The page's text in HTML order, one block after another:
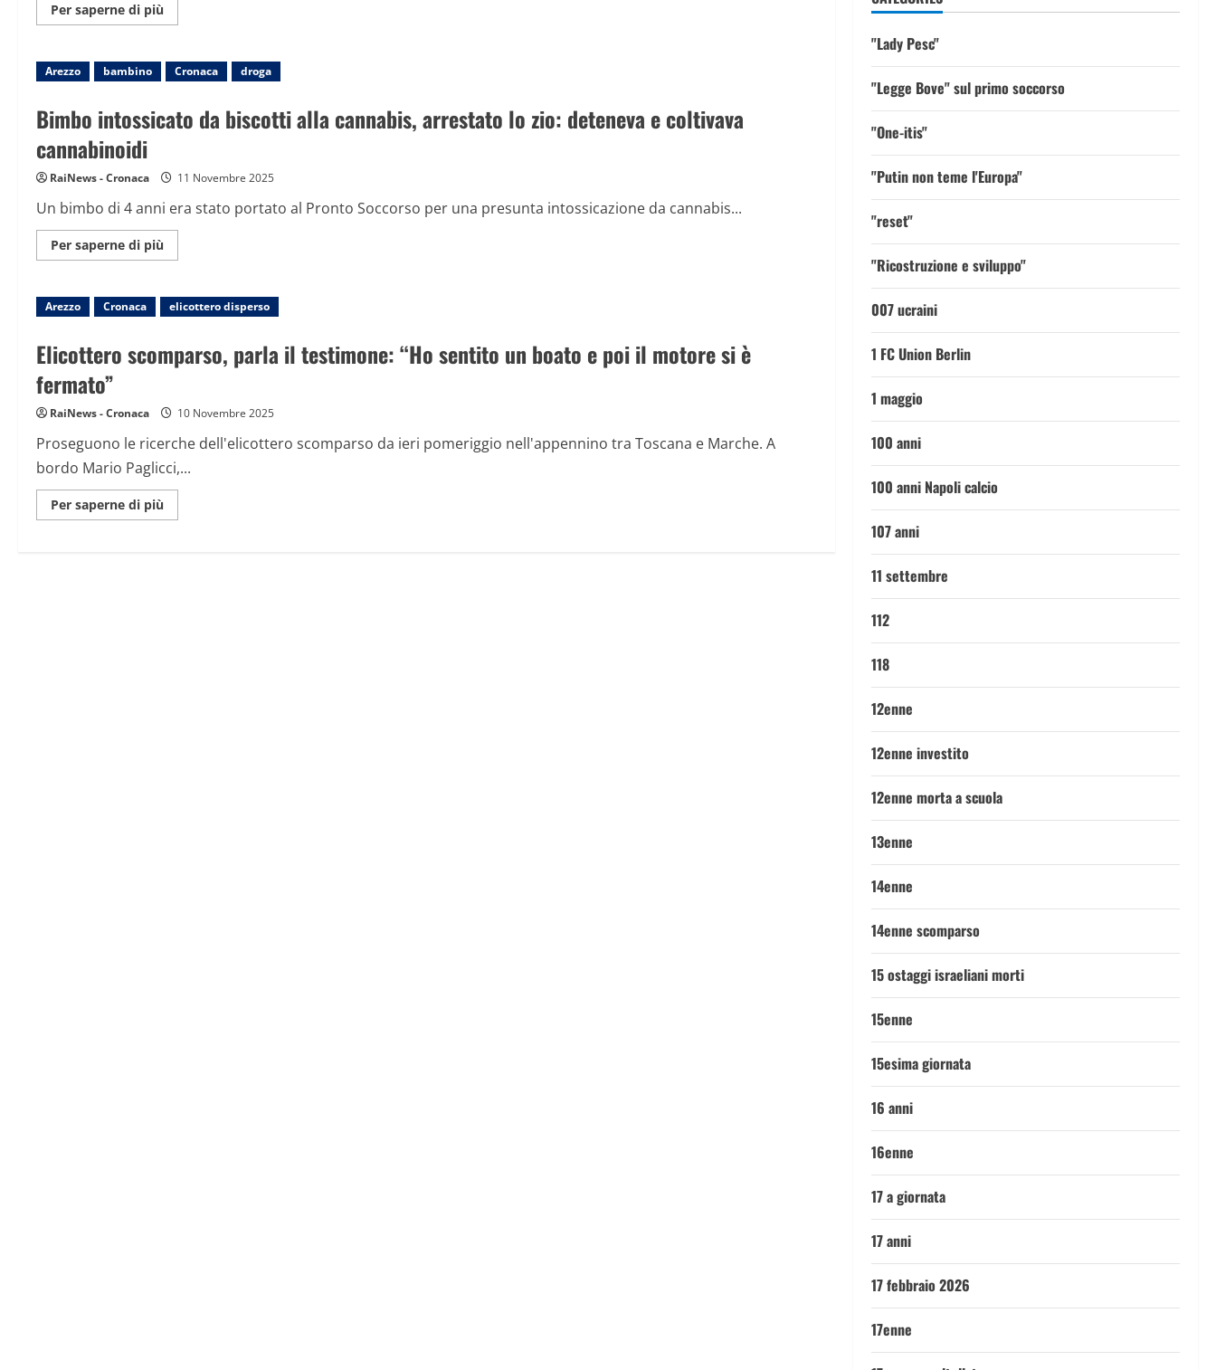
Per saperne di più
informazioni
impigliato
un
con
i
lacci
muore
bimbo
di
due
in
asilo
Arezzo bambino Cronaca droga
Bimbo intossicato da biscotti alla cannabis, arrestato lo zio: deteneva e coltivava
cannabinoidi
RaiNews - Cronaca 11 Novembre 2025
Un bimbo di 4 anni era stato portato al Pronto Soccorso per una presunta intossicazione da cannabis...
Per saperne di più
informazioni
intossicato
da
biscotti
arrestato
e
coltivava
cannabinoidi
Arezzo Cronaca elicottero disperso
Elicottero scomparso, parla il testimone: “Ho sentito un boato e poi il motore si è
fermato”
RaiNews - Cronaca 10 Novembre 2025
Proseguono le ricerche dell'elicottero scomparso da ieri pomeriggio nell'appennino tra Toscana e Marche. A
bordo Mario Paglicci,...
Per saperne di più
informazioni
"Lady Pesc"
"Legge Bove" sul primo soccorso
"One-itis"
"Putin non teme l'Europa"
"reset"
"Ricostruzione e sviluppo"
007 ucraini
1 FC Union Berlin
1 maggio
100 anni
100 anni Napoli calcio
107 anni
11 settembre
112
118
12enne
12enne investito
12enne morta a scuola
13enne
14enne
14enne scomparso
15 ostaggi israeliani morti
15enne
15esima giornata
16 anni
16enne
17 a giornata
17 anni
17 febbraio 2026
17enne